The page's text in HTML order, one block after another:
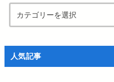
人気記事